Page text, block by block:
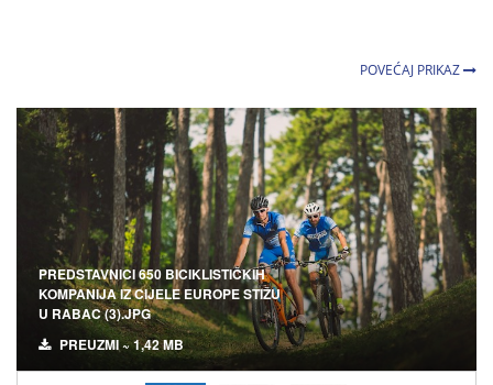
POVEĆAJ PRIKAZ
PREDSTAVNICI 650 BICIKLISTIČKIH
KOMPANIJA IZ CIJELE EUROPE STIŽU
U RABAC (3).JPG
PREUZMI ~ 1,42 MB